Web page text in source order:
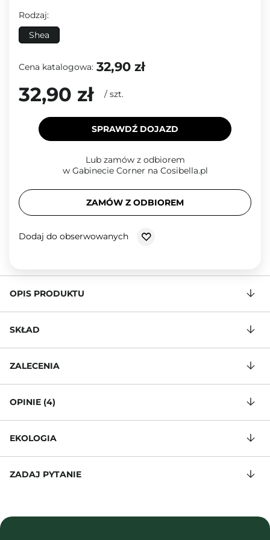
Rodzaj:
Shea
Cena katalogowa: 32,90 zł
32,90 zł / szt.
SPRAWDŹ DOJAZD
Lub zamów z odbiorem
w Gabinecie Corner na Cosibella.pl
ZAMÓW Z ODBIOREM
Dodaj do obserwowanych
OPIS PRODUKTU
SKŁAD
ZALECENIA
OPINIE (4)
EKOLOGIA
ZADAJ PYTANIE